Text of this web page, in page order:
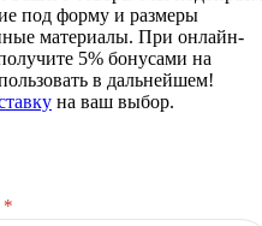
под форму и размеры
материалы. При онлайн-
5% бонусами на
в дальнейшем!
на ваш выбор.
*